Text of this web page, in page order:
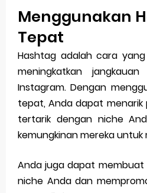
Menggunakan
Tepat
Hashtag adalah cara
meningkatkan
Instagram. Dengan
tepat, Anda dapat
tertarik dengan niche
kemungkinan mereka untuk
Anda juga dapat
niche Anda dan